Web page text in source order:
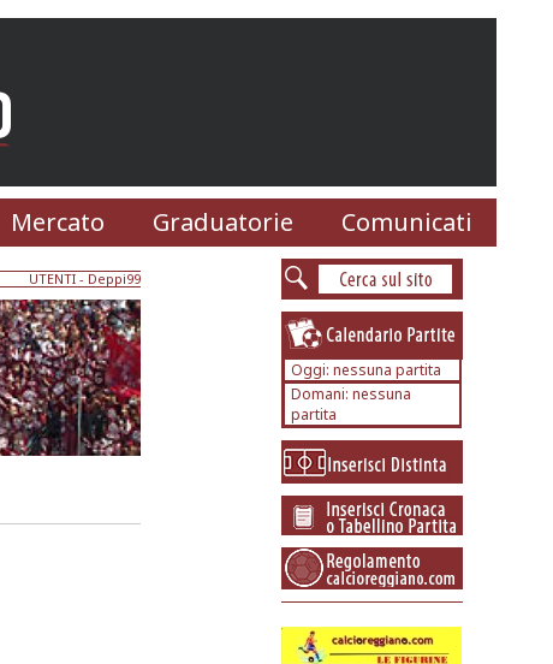
Mercato Graduatorie Comunicati
UTENTI - Deppi99
Oggi: nessuna partita
Domani: nessuna
partita